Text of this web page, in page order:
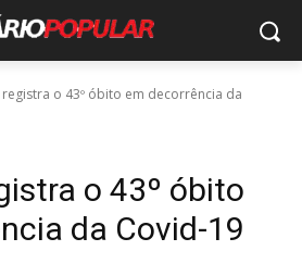
o 43º óbito em decorrência da
o 43º óbito
da Covid-19